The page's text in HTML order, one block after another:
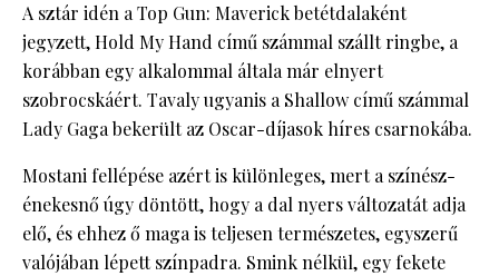
A sztár idén a Top Gun: Maverick betétdalaként
jegyzett, Hold My Hand című számmal szállt ringbe, a
korábban egy alkalommal általa már elnyert
szobrocskáért. Tavaly ugyanis a Shallow című számmal
Lady Gaga bekerült az Oscar-díjasok híres csarnokába.
Mostani fellépése azért is különleges, mert a színész-
énekesnő úgy döntött, hogy a dal nyers változatát adja
elő, és ehhez ő maga is teljesen természetes, egyszerű
valójában lépett színpadra. Smink nélkül, egy fekete